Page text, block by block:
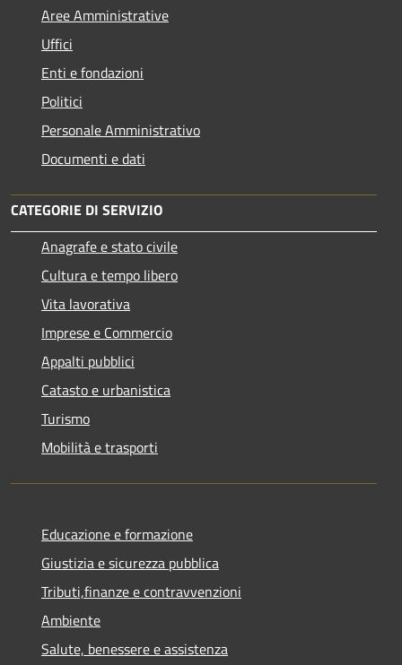
Aree Amministrative
Uffici
Enti e fondazioni
Politici
Personale Amministrativo
Documenti e dati
CATEGORIE DI SERVIZIO
Anagrafe e stato civile
Cultura e tempo libero
Vita lavorativa
Imprese e Commercio
Appalti pubblici
Catasto e urbanistica
Turismo
Mobilità e trasporti
Educazione e formazione
Giustizia e sicurezza pubblica
Tributi,finanze e contravvenzioni
Ambiente
Salute, benessere e assistenza